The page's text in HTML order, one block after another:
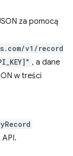
za pomocą
v1/record
, a dane
w treści